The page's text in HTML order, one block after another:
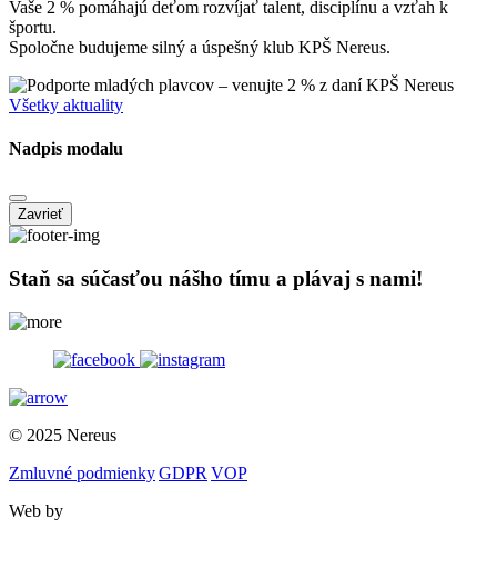
Vaše 2 % pomáhajú deťom rozvíjať talent, disciplínu a vzťah k
športu.
Spoločne budujeme silný a úspešný klub KPŠ Nereus.
Všetky aktuality
Nadpis modalu
Zavrieť
Staň sa súčasťou nášho tímu a plávaj s nami!
© 2025 Nereus
Zmluvné podmienkyGDPR VOP
Web by